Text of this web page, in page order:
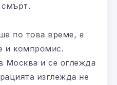
смърт.
по това време, е
и компромис.
Москва и се оглежда
изглежда не